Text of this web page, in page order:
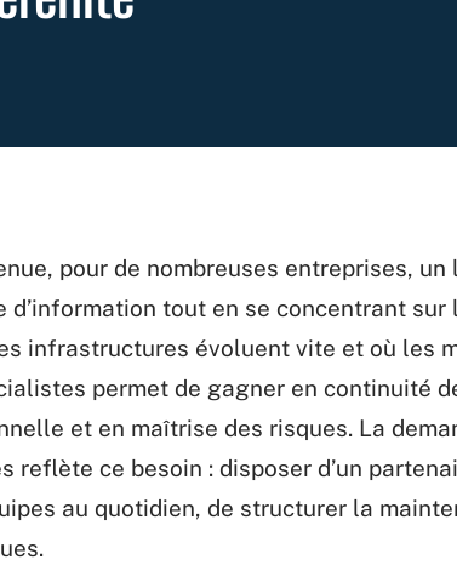
pour de nombreuses entreprises,
d’information tout en se concentrant
infrastructures évoluent vite et où les
permet de gagner en continuité
et en maîtrise des risques. La
reflète ce besoin : disposer d’un
au quotidien, de structurer la